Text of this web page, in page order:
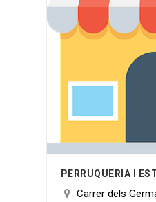
Carrer dels